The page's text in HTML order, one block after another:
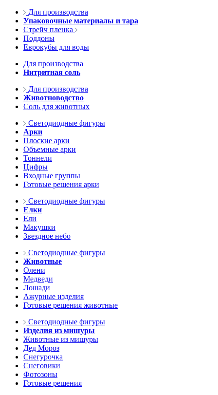
Для производства
Упаковочные материалы и тара
Стрейч пленка
Поддоны
Еврокубы для воды
Для производства
Нитритная соль
Для производства
Животноводство
Соль для животных
Светодиодные фигуры
Арки
Плоские арки
Объемные арки
Тоннели
Цифры
Входные группы
Готовые решения арки
Светодиодные фигуры
Елки
Ели
Макушки
Звездное небо
Светодиодные фигуры
Животные
Олени
Медведи
Лошади
Ажурные изделия
Готовые решения животные
Светодиодные фигуры
Изделия из мишуры
Животные из мишуры
Дед Мороз
Снегурочка
Снеговики
Фотозоны
Готовые решения